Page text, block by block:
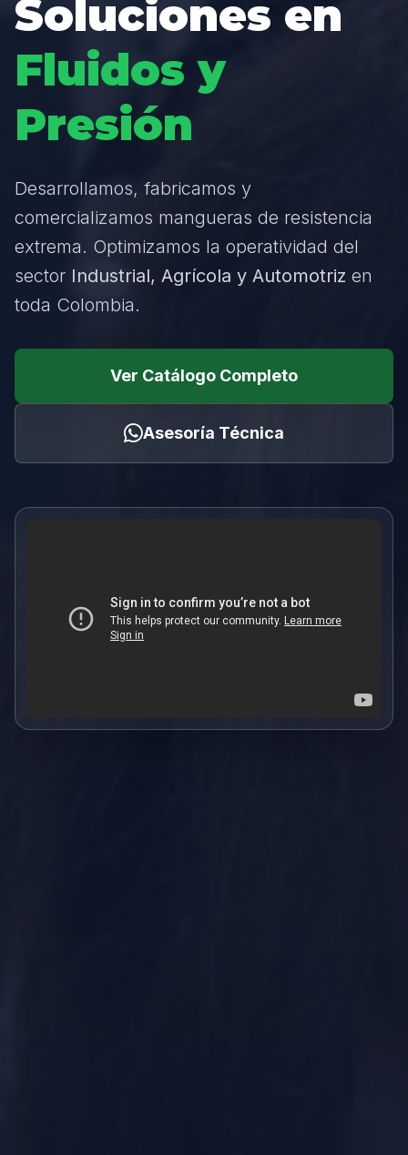
Soluciones en
Fluidos y
Presión
Desarrollamos, fabricamos y
comercializamos mangueras de resistencia
extrema. Optimizamos la operatividad del
sector Industrial, Agrícola y Automotriz en
toda Colombia.
Ver Catálogo Completo
Asesoría Técnica